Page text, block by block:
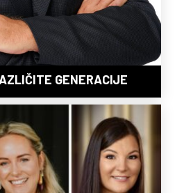
GENERACIJE